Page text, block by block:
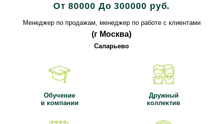
От 80000 До 300000 руб.
Менеджер по продажам, менеджер по работе с клиентами
(г Москва)
Саларьево
Обучение
в компании
Дружный
коллектив